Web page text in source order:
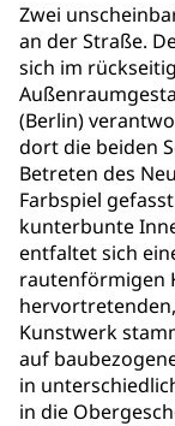
Zwei
an der Straße.
sich im
(Berlin)
dort die beiden
Betreten des
Farbspiel
kunterbunte
entfaltet sich
rautenförmigen
Kunstwerk
auf
in
in die